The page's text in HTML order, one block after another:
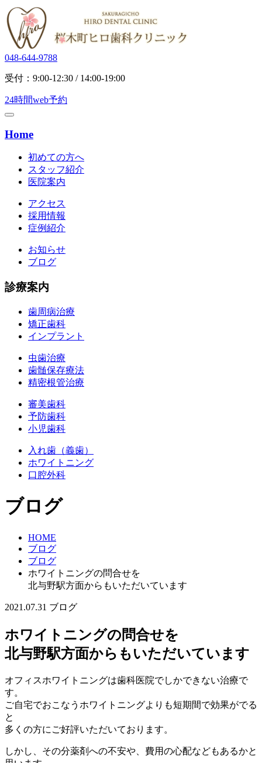
048-644-9788
受付：9:00-12:30 / 14:00-19:00
24時間web予約
Home
初めての方へ
スタッフ紹介
医院案内
アクセス
採用情報
症例紹介
お知らせ
ブログ
診療案内
歯周病治療
矯正歯科
インプラント
虫歯治療
歯髄保存療法
精密根管治療
審美歯科
予防歯科
小児歯科
入れ歯（義歯）
ホワイトニング
口腔外科
ブログ
HOME
ブログ
ブログ
ホワイトニングの問合せを
北与野駅方面からもいただいています
2021.07.31 ブログ
ホワイトニングの問合せを
北与野駅方面からもいただいています
オフィスホワイトニングは歯科医院でしかできない治療で
す。
ご自宅でおこなうホワイトニングよりも短期間で効果がでる
と
多くの方にご好評いただいております。
しかし、その分薬剤への不安や、費用の心配などもあるかと